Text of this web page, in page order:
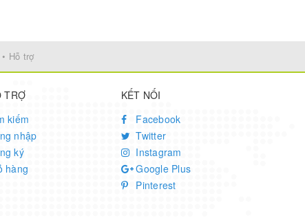
• Hỗ trợ
TRỢ
kiếm
nhập
ký
hàng
KẾT NỐI
Facebook
Twitter
Instagram
Google Plus
Pinterest